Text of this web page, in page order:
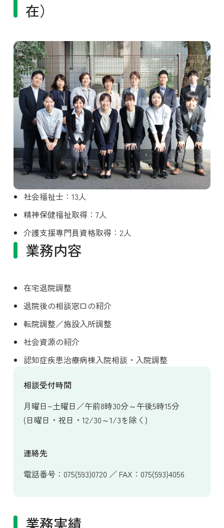
在）
社会福祉士：13人
精神保健福祉取得：7人
介護支援専門員資格取得：2人
業務内容
在宅退院調整
退院後の相談窓口の紹介
転院調整／施設入所調整
社会資源の紹介
認知症疾患治療病棟入院相談・入院調整
相談受付時間
月曜日~土曜日／午前8時30分～午後5時15分
(日曜日・祝日・12/30～1/3を除く)
連絡先
電話番号：075(593)0720 ／ FAX：075(593)4056
業務実績